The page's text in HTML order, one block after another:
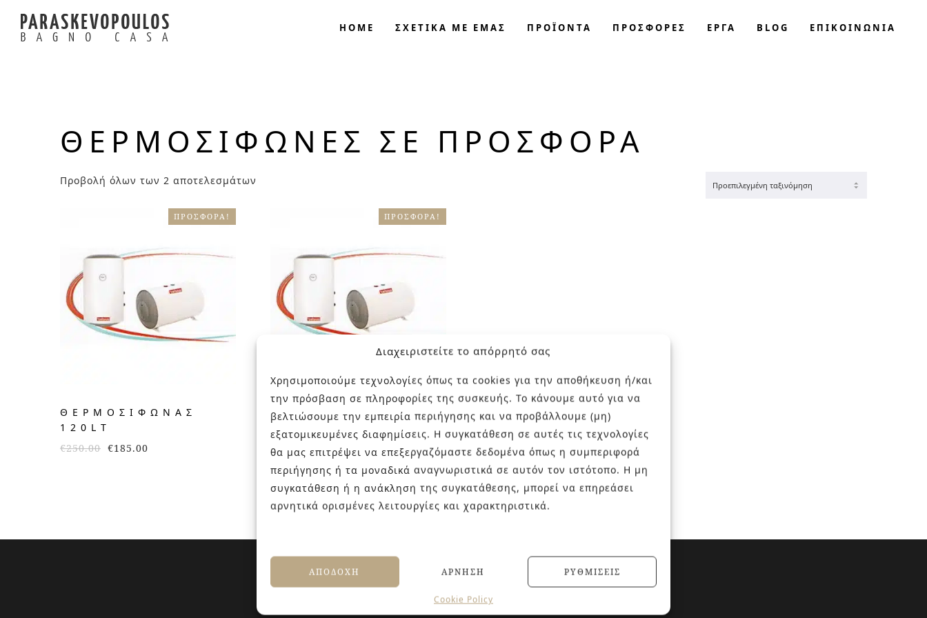
Διαχειριστείτε το απόρρητό σας
Χρησιμοποιούμε τεχνολογίες όπως τα cookies για την αποθήκευση ή/και
την πρόσβαση σε πληροφορίες της συσκευής. Το κάνουμε αυτό για να
βελτιώσουμε την εμπειρία περιήγησης και να προβάλλουμε (μη)
εξατομικευμένες διαφημίσεις. Η συγκατάθεση σε αυτές τις τεχνολογίες
θα μας επιτρέψει να επεξεργαζόμαστε δεδομένα όπως η συμπεριφορά
περιήγησης ή τα μοναδικά αναγνωριστικά σε αυτόν τον ιστότοπο. Η μη
συγκατάθεση ή η ανάκληση της συγκατάθεσης, μπορεί να επηρεάσει
αρνητικά ορισμένες λειτουργίες και χαρακτηριστικά.
ΑΠΟΔΟΧΉ ΆΡΝΗΣΗ ΡΥΘΜΊΣΕΙΣ
Cookie Policy
HOME ΣΧΕΤΙΚΑ ΜΕ ΕΜΑΣ ΠΡΟΪΟΝΤΑ ΠΡΟΣΦΟΡΈΣ ΕΡΓΑ BLOG ΕΠΙΚΟΙΝΩΝΊΑ
ΘΕΡΜΟΣΙΦΩΝΕΣ ΣΕ ΠΡΟΣΦΟΡΑ
Προβολή όλων των 2 αποτελεσμάτων
ΠΡΟΣΦΟΡΆ!
ΘΕΡΜΟΣΊΦΩΝΑΣ
120LT
€250.00 €185.00
ΠΡΟΣΦΟΡΆ!
ΘΕΡΜΟΣΙΦΩΝΑΣ
80LT
€190.00 €145.00